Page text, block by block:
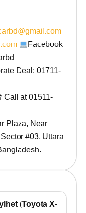
Facebook
Deal: 01711-
Call at 01511-
Plaza, Near
#03, Uttara
(Toyota X-